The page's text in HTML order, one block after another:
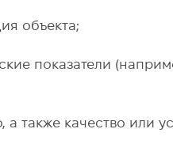
объекта;
показатели
а также качество или